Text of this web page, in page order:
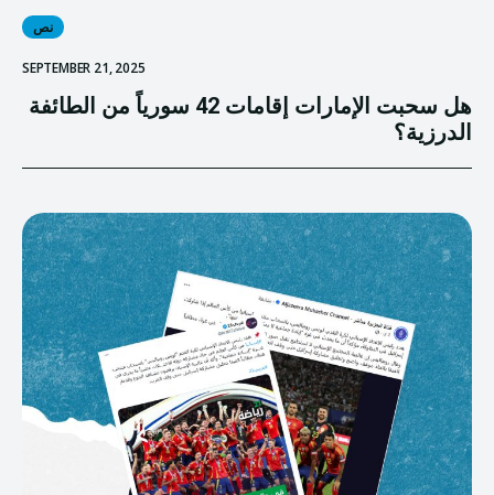
نص
SEPTEMBER 21, 2025
هل سحبت الإمارات إقامات 42 سورياً من الطائفة
الدرزية؟